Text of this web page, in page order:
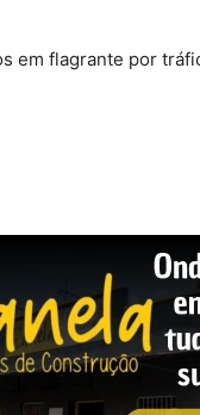
em flagrante por